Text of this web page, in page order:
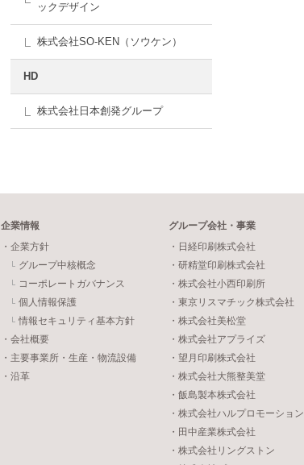
ックデザイン
株式会社SO-KEN（ソウケン）
HD
株式会社日本創発グループ
企業情報
・企業方針
グループ中核概念
コーポレートガバナンス
個人情報保護
情報セキュリティ基本方針
・会社概要
・主要事業所・生産・物流設備
・沿革
グループ会社・事業
・日経印刷株式会社
・研精堂印刷株式会社
・株式会社小西印刷所
・東京リスマチック株式会社
・株式会社美松堂
・株式会社アプライズ
・望月印刷株式会社
・株式会社大熊整美堂
・飯島製本株式会社
・株式会社ハルプロモーション
・田中産業株式会社
・株式会社リングストン